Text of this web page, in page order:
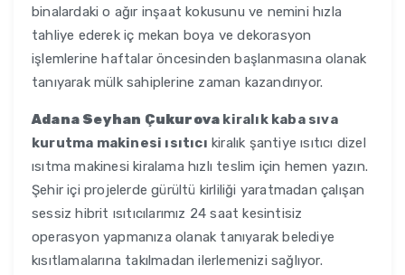
binalardaki o ağır inşaat kokusunu ve nemini hızla
tahliye ederek iç mekan boya ve dekorasyon
işlemlerine haftalar öncesinden başlanmasına olanak
tanıyarak mülk sahiplerine zaman kazandırıyor.
Adana Seyhan Çukurova kiralık kaba sıva
kurutma makinesi ısıtıcı kiralık şantiye ısıtıcı dizel
ısıtma makinesi kiralama hızlı teslim için hemen yazın.
Şehir içi projelerde gürültü kirliliği yaratmadan çalışan
sessiz hibrit ısıtıcılarımız 24 saat kesintisiz
operasyon yapmanıza olanak tanıyarak belediye
kısıtlamalarına takılmadan ilerlemenizi sağlıyor.